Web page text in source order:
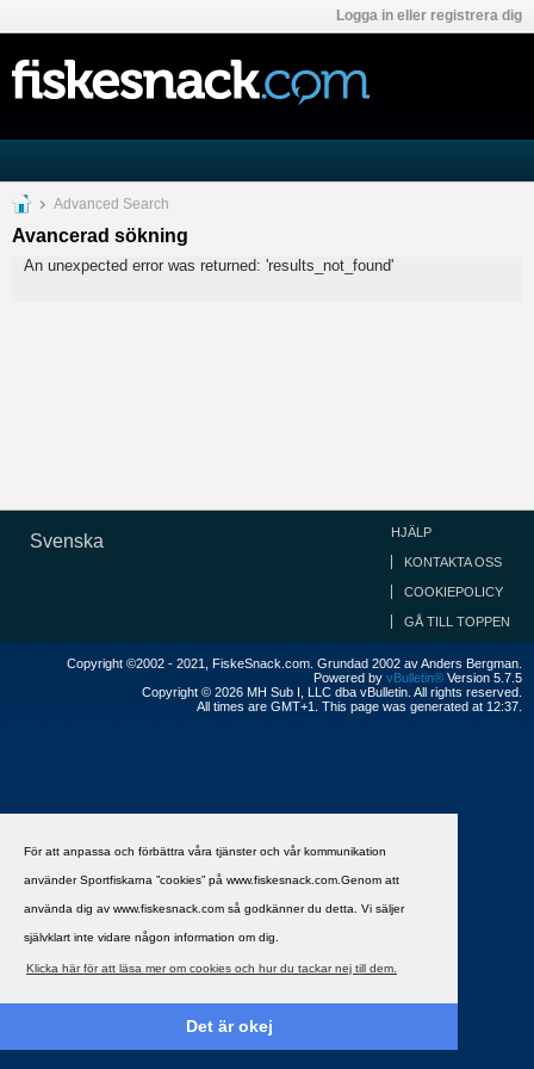
För att anpassa och förbättra våra tjänster och vår kommunikation
använder Sportfiskarna ”cookies” på www.fiskesnack.com.Genom att
använda dig av www.fiskesnack.com så godkänner du detta. Vi säljer
självklart inte vidare någon information om dig.
Klicka här för att läsa mer om cookies och hur du tackar nej till dem.
Det är okej
Logga in eller registrera dig
Advanced Search
Avancerad sökning
An unexpected error was returned: 'results_not_found'
Svenska HJÄLP
KONTAKTA OSS
COOKIEPOLICY
GÅ TILL TOPPEN
Copyright ©2002 - 2021, FiskeSnack.com. Grundad 2002 av Anders Bergman.
Powered by vBulletin® Version 5.7.5
Copyright © 2026 MH Sub I, LLC dba vBulletin. All rights reserved.
All times are GMT+1. This page was generated at 12:37.